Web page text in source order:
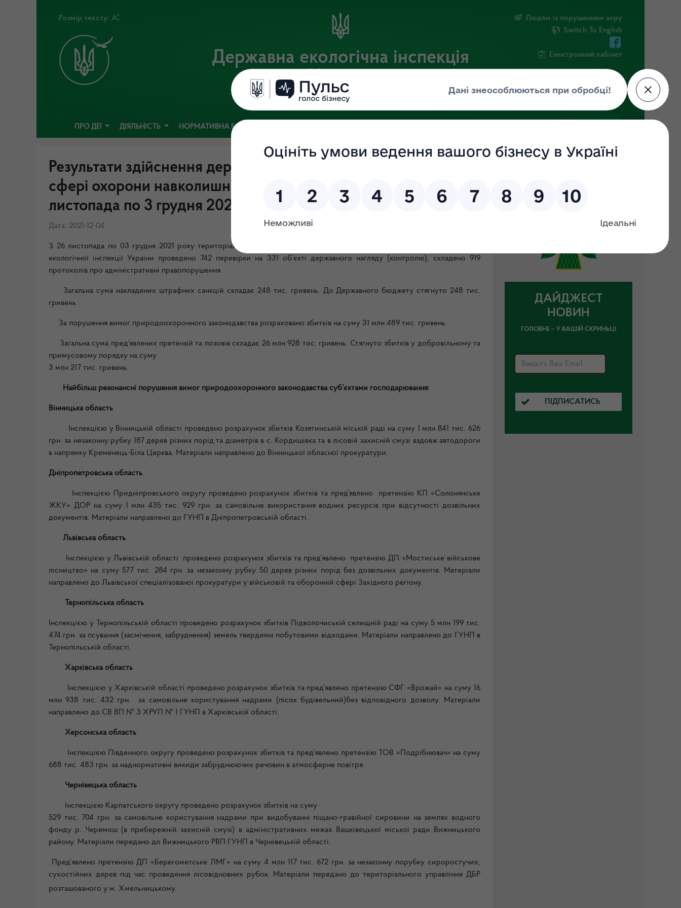
Розмір тексту:
Державна екологічна інспекція
України
Офіційний веб-портал Державної екологічної інспекції України
Людям із порушенням зору
Switch To English
Електронний кабінет
ПРО ДЕІ ДІЯЛЬНІСТЬ НОРМАТИВНА БАЗА
Результати здійснення державного нагляду (контролю) у
сфері охорони навколишнього природного середовища з 26
листопада по 3 грудня 2021 року
Дата: 2021-12-04
З 26 листопада по 03 грудня 2021 року територіальними та міжрегіональними територіальними органами Державної
екологічної інспекції України проведено 742 перевірки на 331 об’єкті державного нагляду (контролю), складено 919
протоколів про адміністративні правопорушення.
Загальна сума накладених штрафних санкцій складає 248 тис. гривень. До Державного бюджету стягнуто 248 тис.
гривень.
За порушення вимог природоохоронного законодавства розраховано збитків на суму 31 млн 489 тис. гривень.
Загальна сума пред’явлених претензій та позовів складає 26 млн 928 тис. гривень. Стягнуто збитків у добровільному та
примусовому порядку на суму
3 млн 217 тис. гривень.
Найбільш резонансні порушення вимог природоохоронного законодавства суб’єктами господарювання:
Вінницька область
Інспекцією у Вінницькій області проведено розрахунок збитків Козятинській міській раді на суму 1 млн 841 тис. 626
грн. за незаконну рубку 187 дерев різних порід та діаметрів в с. Кордишівка та в лісовій захисній смузі вздовж автодороги
в напрямку Кременець-Біла Церква. Матеріали направлено до Вінницької обласної прокуратури.
Дніпропетровська область
Інспекцією Придніпровського округу проведено розрахунок збитків та пред’явлено претензію КП «Солонянське
ЖКУ» ДОР на суму 1 млн 435 тис. 929 грн. за самовільне використання водних ресурсів при відсутності дозвільних
документів. Матеріали направлено до ГУНП в Дніпропетровській області.
Львівська область
Інспекцією у Львівській області проведено розрахунок збитків та пред’явлено претензію ДП «Мостиське військове
лісництво» на суму 577 тис. 284 грн. за незаконну рубку 50 дерев різних порід без дозвільних документів. Матеріали
направлено до Львівської спеціалізованої прокуратури у військовій та оборонній сфері Західного регіону.
Тернопільська область
Інспекцією у Тернопільській області проведено розрахунок збитків Підволочиській селищній раді на суму 5 млн 199 тис.
474 грн. за псування (засмічення, забруднення) земель твердими побутовими відходами. Матеріали направлено до ГУНП в
Тернопільській області.
Харківська область
Інспекцією у Харківській області проведено розрахунок збитків та пред’явлено претензію СФГ «Врожай» на суму 16
млн 938 тис. 432 грн. за самовільне користування надрами (пісок будівельний)без відповідного дозволу. Матеріали
направлено до СВ ВП № 3 ХРУП № 1 ГУНП в Харківській області.
Херсонська область
Інспекцією Південного округу проведено розрахунок збитків та пред’явлено претензію ТОВ «Подрібнювач» на суму
688 тис. 483 грн. за наднормативні викиди забруднюючих речовин в атмосферне повітря.
Чернівецька область
Інспекцією Карпатського округу проведено розрахунок збитків на суму
529 тис. 704 грн. за самовільне користування надрами при видобуванні піщано-гравійної сировини на землях водного
фонду р. Черемош (в прибережній захисній смузі) в адміністративних межах Вашківецької міської ради Вижницького
району. Матеріали передано до Вижницького РВП ГУНП в Чернівецькій області.
Пред’явлено претензію ДП «Берегометське ЛМГ» на суму 4 млн 117 тис. 672 грн. за незаконну порубку сироростучих,
сухостійних дерев під час проведення лісовідновних рубок. Матеріали передано до територіального управління ДБР
розташованого у м. Хмельницькому.
ДАЙДЖЕСТ
НОВИН
ГОЛОВНЕ – У ВАШІЙ СКРИНЬЦІ
ПІДПИСАТИСЬ